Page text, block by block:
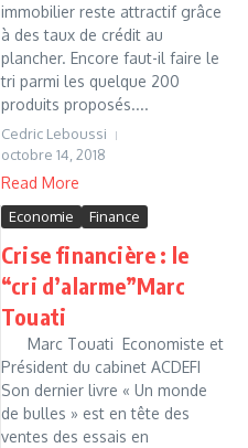
immobilier reste attractif grâce
à des taux de crédit au
plancher. Encore faut-il faire le
tri parmi les quelque 200
produits proposés....
Cedric Leboussi
octobre 14, 2018
Read More
Economie Finance
Crise financière : le
“cri d’alarme”Marc
Touati
Marc Touati Economiste et
Président du cabinet ACDEFI
Son dernier livre « Un monde
de bulles » est en tête des
ventes des essais en